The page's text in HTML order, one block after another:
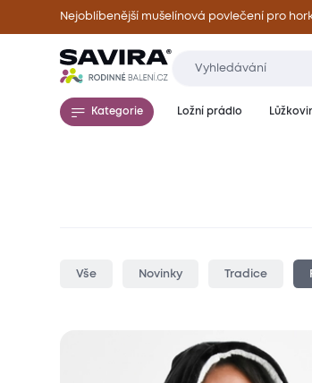
Nejoblíbenější mušelínová povlečení pro
Kategorie Ložní prádlo
Vše Novinky Tradice